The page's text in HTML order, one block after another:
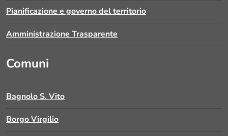
Pianificazione e governo del territorio
Amministrazione Trasparente
Comuni
Bagnolo S. Vito
Borgo Virgilio